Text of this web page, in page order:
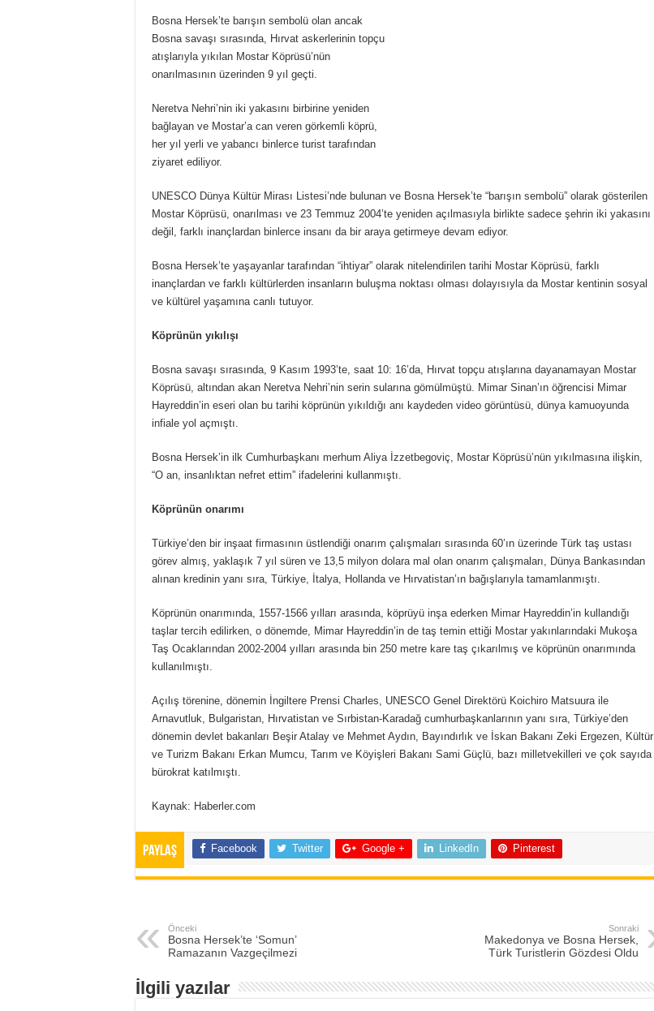
Bosna Hersek’te barışın sembolü olan ancak
Bosna savaşı sırasında, Hırvat askerlerinin topçu
atışlarıyla yıkılan Mostar Köprüsü’nün
onarılmasının üzerinden 9 yıl geçti.
Neretva Nehri’nin iki yakasını birbirine yeniden
bağlayan ve Mostar’a can veren görkemli köprü,
her yıl yerli ve yabancı binlerce turist tarafından
ziyaret ediliyor.
UNESCO Dünya Kültür Mirası Listesi’nde bulunan ve Bosna Hersek’te “barışın sembolü” olarak gösterilen
Mostar Köprüsü, onarılması ve 23 Temmuz 2004’te yeniden açılmasıyla birlikte sadece şehrin iki yakasını
değil, farklı inançlardan binlerce insanı da bir araya getirmeye devam ediyor.
Bosna Hersek’te yaşayanlar tarafından “ihtiyar” olarak nitelendirilen tarihi Mostar Köprüsü, farklı
inançlardan ve farklı kültürlerden insanların buluşma noktası olması dolayısıyla da Mostar kentinin sosyal
ve kültürel yaşamına canlı tutuyor.
Köprünün yıkılışı
Bosna savaşı sırasında, 9 Kasım 1993’te, saat 10: 16’da, Hırvat topçu atışlarına dayanamayan Mostar
Köprüsü, altından akan Neretva Nehri’nin serin sularına gömülmüştü. Mimar Sinan’ın öğrencisi Mimar
Hayreddin’in eseri olan bu tarihi köprünün yıkıldığı anı kaydeden video görüntüsü, dünya kamuoyunda
infiale yol açmıştı.
Bosna Hersek’in ilk Cumhurbaşkanı merhum Aliya İzzetbegoviç, Mostar Köprüsü’nün yıkılmasına ilişkin,
“O an, insanlıktan nefret ettim” ifadelerini kullanmıştı.
Köprünün onarımı
Türkiye’den bir inşaat firmasının üstlendiği onarım çalışmaları sırasında 60’ın üzerinde Türk taş ustası
görev almış, yaklaşık 7 yıl süren ve 13,5 milyon dolara mal olan onarım çalışmaları, Dünya Bankasından
alınan kredinin yanı sıra, Türkiye, İtalya, Hollanda ve Hırvatistan’ın bağışlarıyla tamamlanmıştı.
Köprünün onarımında, 1557-1566 yılları arasında, köprüyü inşa ederken Mimar Hayreddin’in kullandığı
taşlar tercih edilirken, o dönemde, Mimar Hayreddin’in de taş temin ettiği Mostar yakınlarındaki Mukoşa
Taş Ocaklarından 2002-2004 yılları arasında bin 250 metre kare taş çıkarılmış ve köprünün onarımında
kullanılmıştı.
Açılış törenine, dönemin İngiltere Prensi Charles, UNESCO Genel Direktörü Koichiro Matsuura ile
Arnavutluk, Bulgaristan, Hırvatistan ve Sırbistan-Karadağ cumhurbaşkanlarının yanı sıra, Türkiye’den
dönemin devlet bakanları Beşir Atalay ve Mehmet Aydın, Bayındırlık ve İskan Bakanı Zeki Ergezen, Kültür
ve Turizm Bakanı Erkan Mumcu, Tarım ve Köyişleri Bakanı Sami Güçlü, bazı milletvekilleri ve çok sayıda
bürokrat katılmıştı.
Kaynak: Haberler.com
Paylaş Facebook Twitter Google + LinkedIn Pinterest
Önceki
Bosna Hersek’te ‘Somun’
Ramazanın Vazgeçilmezi
Sonraki
Makedonya ve Bosna Hersek,
Türk Turistlerin Gözdesi Oldu
İlgili yazılar